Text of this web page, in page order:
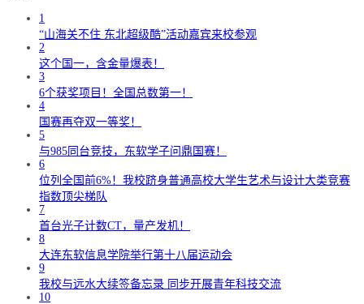
1
“山海关不住 东北超级酷”活动嘉宾来校参观
2
这个国一，含金量爆表！
3
6个获奖项目！全国总数第一！
4
国赛再夺双一等奖！
5
与985同台竞技，东软学子问鼎国赛！
6
位列全国前6%！我校跻身普通高校大学生艺术与设计大类竞赛
指数顶尖梯队
7
首台光子计数CT，量产发机！
8
大连东软信息学院举行第十八届运动会
9
我校与远水大续签备忘录 同步开展青年科技交流
10